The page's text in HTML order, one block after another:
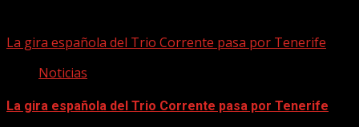
La gira española del Trio Corrente pasa por Tenerife
Noticias
La gira española del Trio Corrente pasa por Tenerife